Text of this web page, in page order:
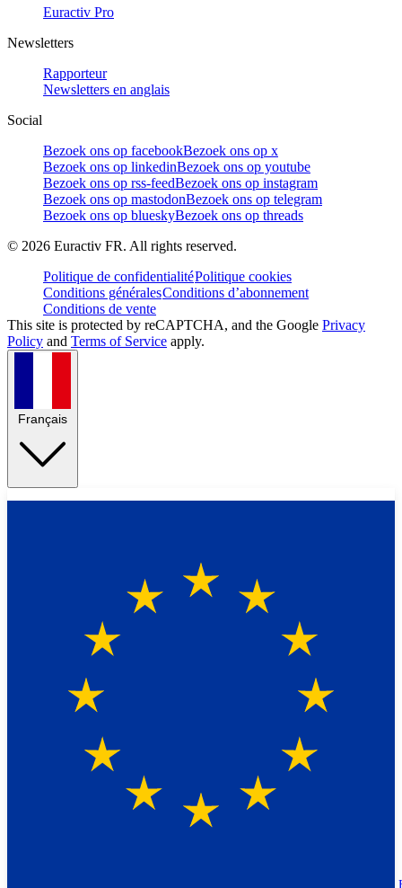
Euractiv Pro
Newsletters
Rapporteur
Newsletters en anglais
Social
Bezoek ons op facebookBezoek ons op x
Bezoek ons op linkedinBezoek ons op youtube
Bezoek ons op rss-feedBezoek ons op instagram
Bezoek ons op mastodonBezoek ons op telegram
Bezoek ons op blueskyBezoek ons op threads
© 2026 Euractiv FR. All rights reserved.
Politique de confidentialitéPolitique cookies
Conditions généralesConditions d’abonnement
Conditions de vente
This site is protected by reCAPTCHA, and the Google Privacy
Policy and Terms of Service apply.
Français